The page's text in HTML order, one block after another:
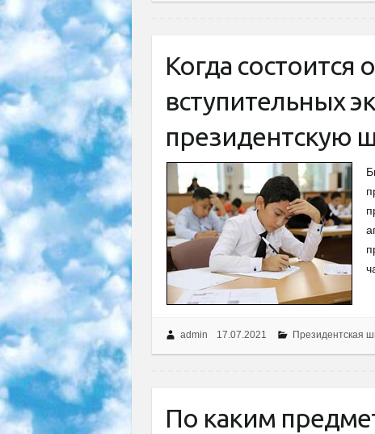
Когда состоится
вступительных
президентскую
admin 17.07.2021 Президентская
По каким